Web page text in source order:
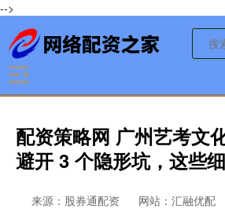
-->
配资策略网 广州艺考文
避开 3 个隐形坑，这些
来源：股券通配资 网站：汇融优配